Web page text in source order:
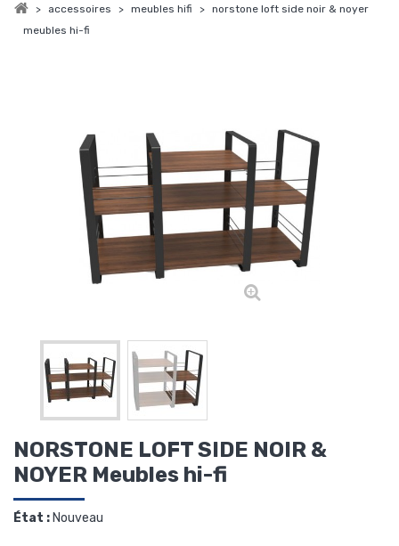
> accessoires > meubles hifi > norstone loft side noir & noyer
meubles hi-fi
NORSTONE LOFT SIDE NOIR &
NOYER Meubles hi-fi
État :Nouveau